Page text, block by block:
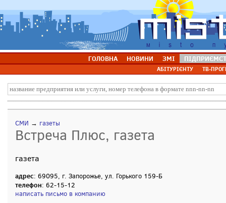
ГОЛОВНА НОВИНИ ЗМІ
АБІТУРІЄНТУ ТВ-
СМИ → газеты
Встреча Плюс, газета
газета
адрес: 69095, г. Запорожье, ул. Горького 159-Б
телефон: 62-15-12
написать письмо в компанию